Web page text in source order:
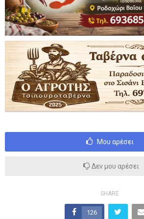
Μου αρέσει
Δεν μου αρέσει
SHARE
126